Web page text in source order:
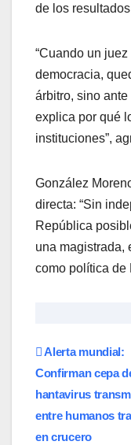
de los
​“Cuando un
democracia,
árbitro, sino
explica por qué
instituciones”,
​González
directa: “Sin
República
una magistrada,
como política de
de
Alerta mundial:
Confirman cepa
hantavirus
entre humanos
en crucero